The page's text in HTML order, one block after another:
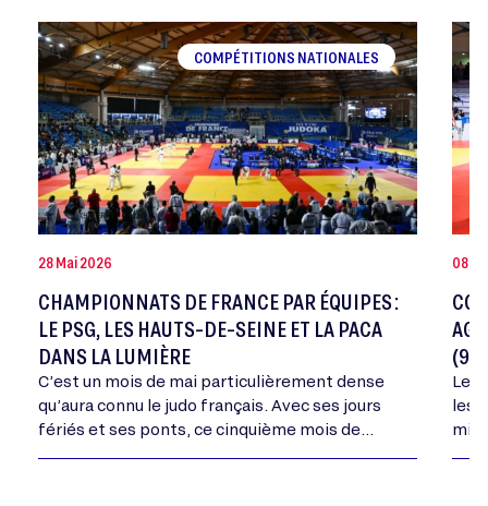
COMPÉTITIONS NATIONALES
28 Mai 2026
CHAMPIONNATS DE FRANCE PAR ÉQUIPES :
LE PSG, LES HAUTS-DE-SEINE ET LA PACA
DANS LA LUMIÈRE
C’est un mois de mai particulièrement dense
qu’aura connu le judo français. Avec ses jours
fériés et ses ponts, ce cinquième mois de
08
(9-
Le
les